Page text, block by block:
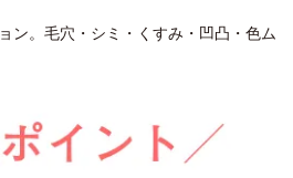
ン。毛穴・シミ・くすみ・凹凸・色ム